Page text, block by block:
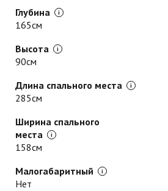
Глубина
165см
Высота
90см
Длина спального места
285см
Ширина спального
места
158см
Малогабаритный
Нет